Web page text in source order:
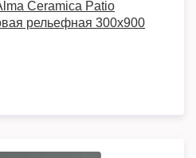
Ceramica Patio
рельефная 300x900